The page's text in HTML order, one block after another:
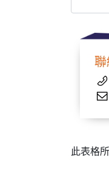
此表格